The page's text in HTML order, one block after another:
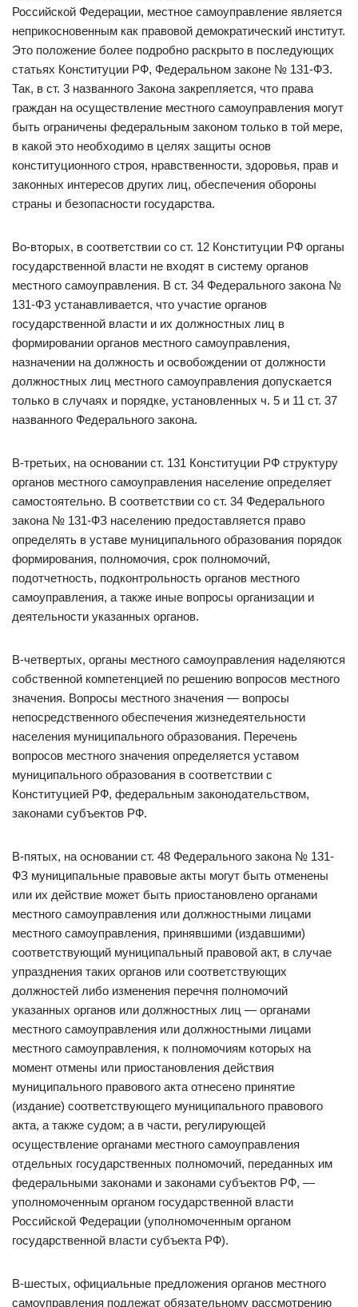
Российской Федерации, местное самоуправление является
неприкосновенным как правовой демократический институт.
Это положение более подробно раскрыто в последующих
статьях Конституции РФ, Федеральном законе № 131-ФЗ.
Так, в ст. 3 названного Закона закрепляется, что права
граждан на осуществление местного самоуправления могут
быть ограничены федеральным законом только в той мере,
в какой это необходимо в целях защиты основ
конституционного строя, нравственности, здоровья, прав и
законных интересов других лиц, обеспечения обороны
страны и безопасности государства.
Во-вторых, в соответствии со ст. 12 Конституции РФ органы
государственной власти не входят в систему органов
местного самоуправления. В ст. 34 Федерального закона №
131-ФЗ устанавливается, что участие органов
государственной власти и их должностных лиц в
формировании органов местного самоуправления,
назначении на должность и освобождении от должности
должностных лиц местного самоуправления допускается
только в случаях и порядке, установленных ч. 5 и 11 ст. 37
названного Федерального закона.
В-третьих, на основании ст. 131 Конституции РФ структуру
органов местного самоуправления население определяет
самостоятельно. В соответствии со ст. 34 Федерального
закона № 131-ФЗ населению предоставляется право
определять в уставе муниципального образования порядок
формирования, полномочия, срок полномочий,
подотчетность, подконтрольность органов местного
самоуправления, а также иные вопросы организации и
деятельности указанных органов.
В-четвертых, органы местного самоуправления наделяются
собственной компетенцией по решению вопросов местного
значения. Вопросы местного значения — вопросы
непосредственного обеспечения жизнедеятельности
населения муниципального образования. Перечень
вопросов местного значения определяется уставом
муниципального образования в соответствии с
Конституцией РФ, федеральным законодательством,
законами субъектов РФ.
В-пятых, на основании ст. 48 Федерального закона № 131-
ФЗ муниципальные правовые акты могут быть отменены
или их действие может быть приостановлено органами
местного самоуправления или должностными лицами
местного самоуправления, принявшими (издавшими)
соответствующий муниципальный правовой акт, в случае
упразднения таких органов или соответствующих
должностей либо изменения перечня полномочий
указанных органов или должностных лиц — органами
местного самоуправления или должностными лицами
местного самоуправления, к полномочиям которых на
момент отмены или приостановления действия
муниципального правового акта отнесено принятие
(издание) соответствующего муниципального правового
акта, а также судом; а в части, регулирующей
осуществление органами местного самоуправления
отдельных государственных полномочий, переданных им
федеральными законами и законами субъектов РФ, —
уполномоченным органом государственной власти
Российской Федерации (уполномоченным органом
государственной власти субъекта РФ).
В-шестых, официальные предложения органов местного
самоуправления подлежат обязательному рассмотрению